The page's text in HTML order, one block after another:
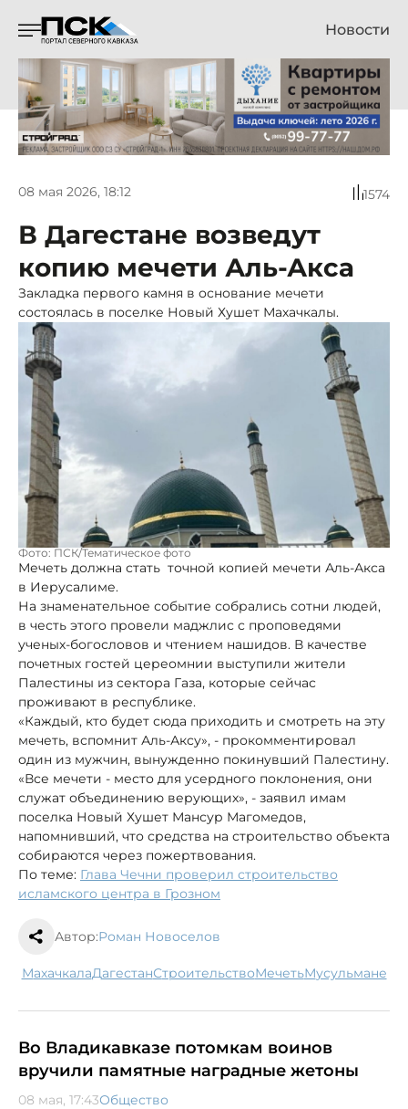
Новости
08 мая 2026, 18:12 1574
В Дагестане возведут
копию мечети Аль-Акса
Закладка первого камня в основание мечети
состоялась в поселке Новый Хушет Махачкалы.
Фото: ПСК/Тематическое фото
Мечеть должна стать точной копией мечети Аль-Акса
в Иерусалиме.
На знаменательное событие собрались сотни людей,
в честь этого провели маджлис с проповедями
ученых-богословов и чтением нашидов. В качестве
почетных гостей цереомнии выступили жители
Палестины из сектора Газа, которые сейчас
проживают в республике.
«Каждый, кто будет сюда приходить и смотреть на эту
мечеть, вспомнит Аль-Аксу», - прокомментировал
один из мужчин, вынужденно покинувший Палестину.
«Все мечети - место для усердного поклонения, они
служат объединению верующих», - заявил имам
поселка Новый Хушет Мансур Магомедов,
напомнивший, что средства на строительство объекта
собираются через пожертвования.
По теме: Глава Чечни проверил строительство
исламского центра в Грозном
Автор:Роман Новоселов
Махачкала Дагестан строительство мечеть мусульмане
Во Владикавказе потомкам воинов
вручили памятные наградные жетоны
08 мая, 17:43Общество